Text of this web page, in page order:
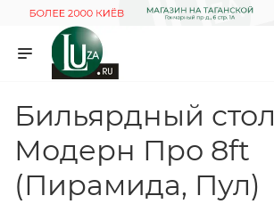
Бильярдный стол
Модерн Про 8ft
(Пирамида, Пул)